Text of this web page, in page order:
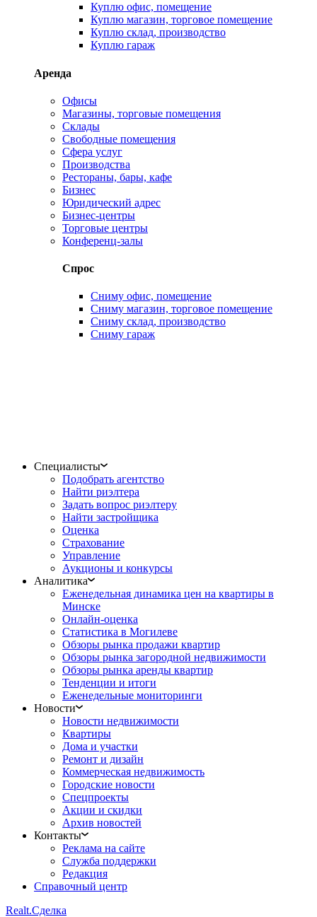
Куплю офис, помещение
Куплю магазин, торговое помещение
Куплю склад, производство
Куплю гараж
Аренда
Офисы
Магазины, торговые помещения
Склады
Свободные помещения
Сфера услуг
Производства
Рестораны, бары, кафе
Бизнес
Юридический адрес
Бизнес-центры
Торговые центры
Конференц-залы
Спрос
Сниму офис, помещение
Сниму магазин, торговое помещение
Сниму склад, производство
Сниму гараж
Специалисты
Подобрать агентство
Найти риэлтера
Задать вопрос риэлтеру
Найти застройщика
Оценка
Страхование
Управление
Аукционы и конкурсы
Аналитика
Еженедельная динамика цен на квартиры в
Минске
Онлайн-оценка
Статистика в Могилеве
Обзоры рынка продажи квартир
Обзоры рынка загородной недвижимости
Обзоры рынка аренды квартир
Тенденции и итоги
Еженедельные мониторинги
Новости
Новости недвижимости
Квартиры
Дома и участки
Ремонт и дизайн
Коммерческая недвижимость
Городские новости
Спецпроекты
Акции и скидки
Архив новостей
Контакты
Реклама на сайте
Служба поддержки
Редакция
Справочный центр
Realt.Сделка